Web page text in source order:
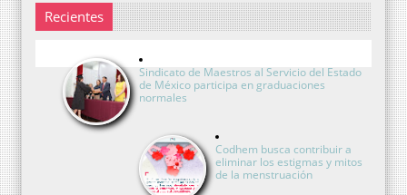
Recientes
Sindicato de Maestros al Servicio del Estado
de México participa en graduaciones
normales
Codhem busca contribuir a
eliminar los estigmas y mitos
de la menstruación